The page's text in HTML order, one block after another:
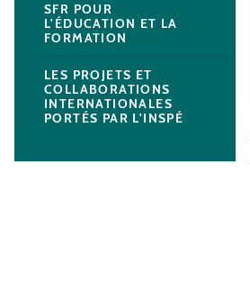
SFR POUR
L'ÉDUCATION ET LA
FORMATION
LES PROJETS ET
COLLABORATIONS
INTERNATIONALES
PORTÉS PAR L'INSPÉ